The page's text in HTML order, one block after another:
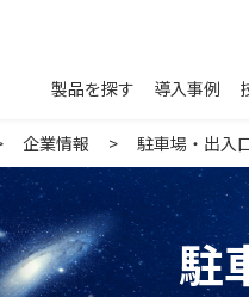
製品を探す 導入事例
企業情報 駐車場・出入
駐